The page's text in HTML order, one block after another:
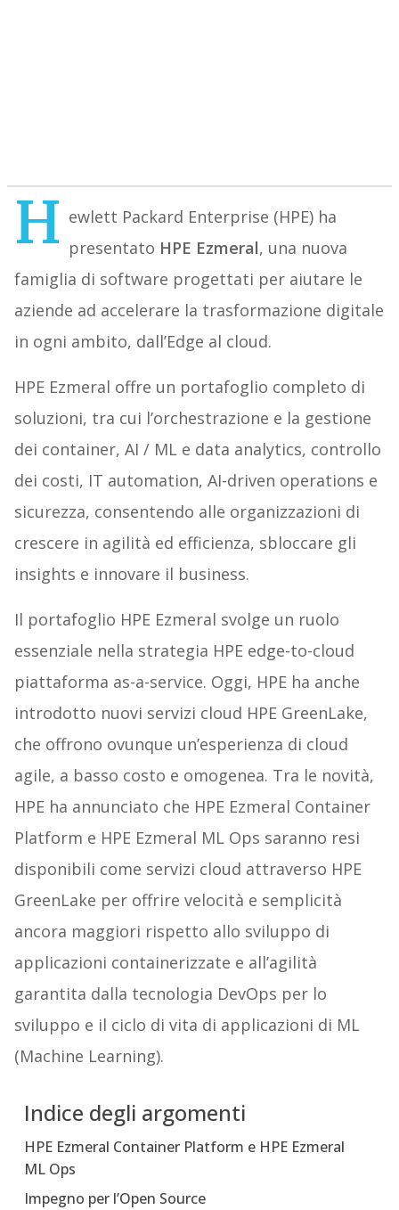
H ewlett Packard Enterprise (HPE) ha
presentato HPE Ezmeral, una nuova
famiglia di software progettati per aiutare le
aziende ad accelerare la trasformazione digitale
in ogni ambito, dall’Edge al cloud.
HPE Ezmeral offre un portafoglio completo di
soluzioni, tra cui l’orchestrazione e la gestione
dei container, AI / ML e data analytics, controllo
dei costi, IT automation, AI-driven operations e
sicurezza, consentendo alle organizzazioni di
crescere in agilità ed efficienza, sbloccare gli
insights e innovare il business.
Il portafoglio HPE Ezmeral svolge un ruolo
essenziale nella strategia HPE edge-to-cloud
piattaforma as-a-service. Oggi, HPE ha anche
introdotto nuovi servizi cloud HPE GreenLake,
che offrono ovunque un’esperienza di cloud
agile, a basso costo e omogenea. Tra le novità,
HPE ha annunciato che HPE Ezmeral Container
Platform e HPE Ezmeral ML Ops saranno resi
disponibili come servizi cloud attraverso HPE
GreenLake per offrire velocità e semplicità
ancora maggiori rispetto allo sviluppo di
applicazioni containerizzate e all’agilità
garantita dalla tecnologia DevOps per lo
sviluppo e il ciclo di vita di applicazioni di ML
(Machine Learning).
Indice degli argomenti
HPE Ezmeral Container Platform e HPE Ezmeral
ML Ops
Impegno per l’Open Source